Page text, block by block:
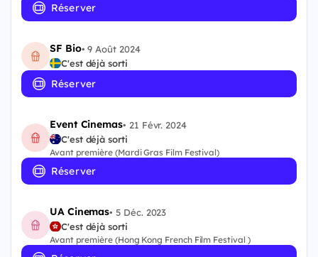
Réserver
SF Bio•9 Août 2024
C'est déjà sorti
Réserver
Event Cinemas• 21 Févr. 2024
C'est déjà sorti
Avant première (Mardi Gras Film Festival)
Réserver
UA Cinemas•5 Déc. 2023
C'est déjà sorti
Avant première (Hong Kong French Film Festival )